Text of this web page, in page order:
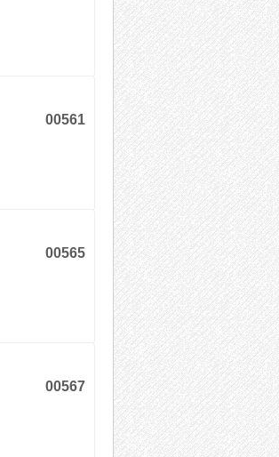
00561
00565
00567